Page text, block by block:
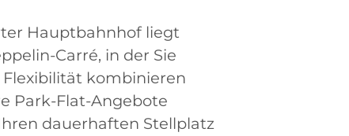
Hauptbahnhof liegt
Carré, in der Sie
kombinieren
Park-Flat-Angebote
dauerhaften Stellplatz